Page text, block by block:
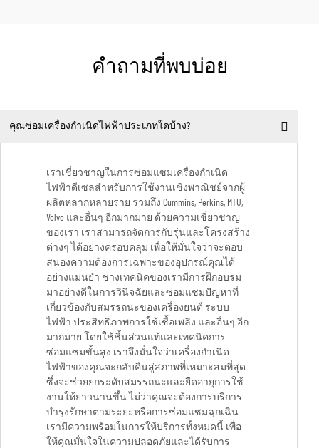
คำถามที่พบบ่อย
คุณซ่อมเครื่องกำเนิดไฟฟ้าประเภทใดบ้าง?
เราเชี่ยวชาญในการซ่อมแซมเครื่องกำเนิด
ไฟฟ้าดีเซลสำหรับการใช้งานเชิงพาณิชย์จากผู้
ผลิตหลากหลายราย รวมถึง Cummins, Perkins, MTU,
Volvo และอื่นๆ อีกมากมาย ด้วยความเชี่ยวชาญ
ของเรา เราสามารถจัดการกับรุ่นและโครงสร้าง
ต่างๆ ได้อย่างครอบคลุม เพื่อให้มั่นใจว่าจะตอบ
สนองความต้องการเฉพาะของอุปกรณ์คุณได้
อย่างแม่นยำ ช่างเทคนิคของเรามีการฝึกอบรม
มาอย่างดีในการวินิจฉัยและซ่อมแซมปัญหาที่
เกี่ยวข้องกับสมรรถนะของเครื่องยนต์ ระบบ
ไฟฟ้า ประสิทธิภาพการใช้เชื้อเพลิง และอื่นๆ อีก
มากมาย โดยใช้ชิ้นส่วนแท้และเทคนิคการ
ซ่อมแซมขั้นสูง เราจึงมั่นใจว่าเครื่องกำเนิด
ไฟฟ้าของคุณจะกลับคืนสู่สภาพที่เหมาะสมที่สุด
ซึ่งจะช่วยยกระดับสมรรถนะและยืดอายุการใช้
งานให้ยาวนานขึ้น ไม่ว่าคุณจะต้องการบริการ
บำรุงรักษาตามระยะหรือการซ่อมแซมฉุกเฉิน
เรามีความพร้อมในการให้บริการทั้งหมดนี้ เพื่อ
ให้คุณมั่นใจในความปลอดภัยและได้รับการ